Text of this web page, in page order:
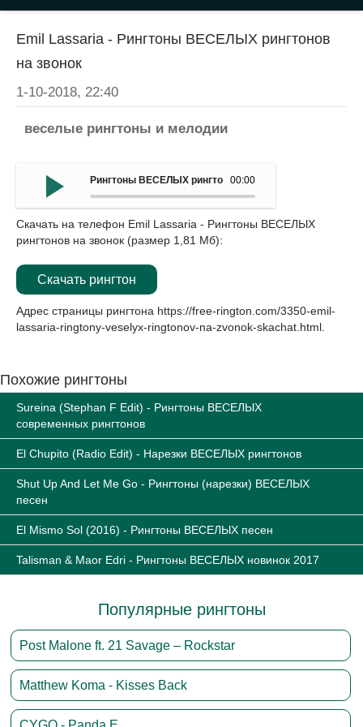
Emil Lassaria - Рингтоны ВЕСЕЛЫХ рингтонов
на звонок
1-10-2018, 22:40
веселые рингтоны и мелодии
00:00
Рингтоны ВЕСЕЛЫХ рингтонов на звонок - Emil Lassaria
Скачать на телефон Emil Lassaria - Рингтоны ВЕСЕЛЫХ
рингтонов на звонок (размер 1,81 Мб):
Скачать рингтон
Адрес страницы рингтона https://free-rington.com/3350-emil-
lassaria-ringtony-veselyx-ringtonov-na-zvonok-skachat.html
Похожие рингтоны
Sureina (Stephan F Edit) - Рингтоны ВЕСЕЛЫХ
современных рингтонов
El Chupito (Radio Edit) - Нарезки ВЕСЕЛЫХ рингтонов
Shut Up And Let Me Go - Рингтоны (нарезки) ВЕСЕЛЫХ
песен
El Mismo Sol (2016) - Рингтоны ВЕСЕЛЫХ песен
Talisman & Maor Edri - Рингтоны ВЕСЕЛЫХ новинок 2017
Популярные рингтоны
Post Malone ft. 21 Savage – Rockstar
Matthew Koma - Kisses Back